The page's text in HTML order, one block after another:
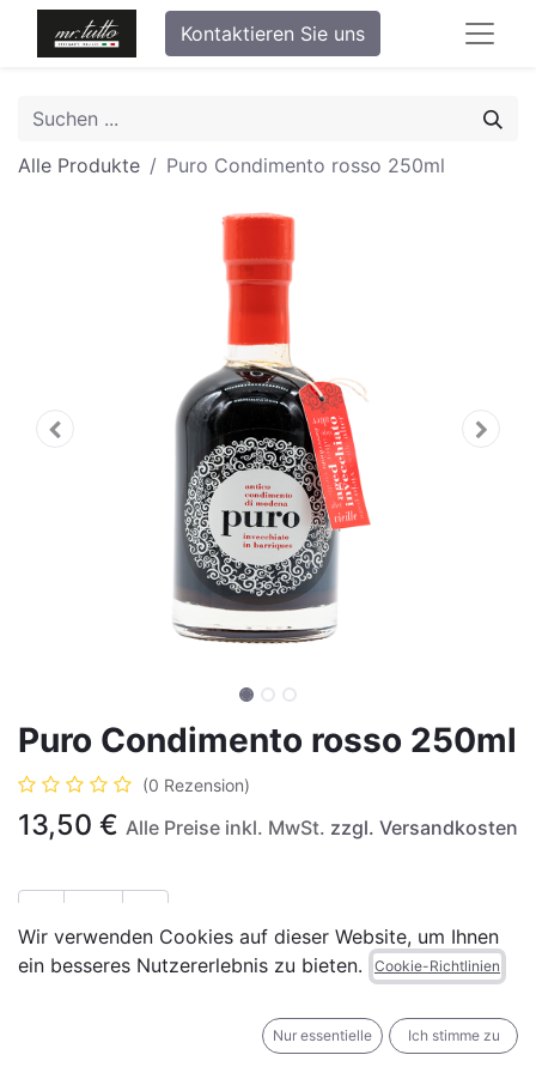
Kontaktieren Sie uns
Alle Produkte Puro Condimento rosso 250ml
Puro Condimento rosso 250ml
(0 Rezension)
13,50 € Alle Preise inkl. MwSt. zzgl. Versandkosten
IN DEN WARENKORB JETZT KAUFEN
Wir verwenden Cookies auf dieser Website, um Ihnen
ein besseres Nutzererlebnis zu bieten.
Cookie-Richtlinien
Nur essentielle Ich stimme zu